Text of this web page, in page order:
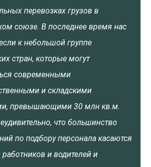
перевозках грузов в
союзе. В последнее время нас
к небольшой группе
стран, которые могут
современными
и складскими
превышающими 30 млн кв.м.
что большинство
по подбору персонала касаются
работников и водителей и